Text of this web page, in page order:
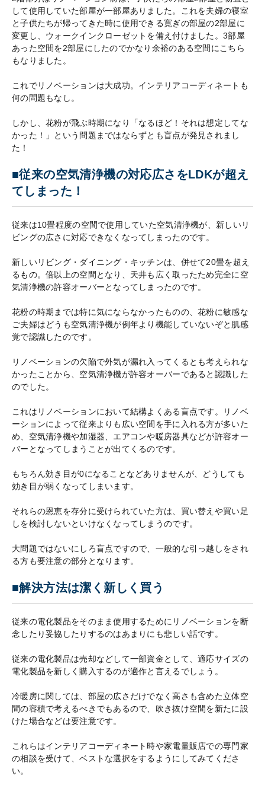
して使用していた部屋が一部屋ありました。これを夫婦の寝室
と子供たちが帰ってきた時に使用できる寛ぎの部屋の2部屋に
変更し、ウォークインクローゼットを備え付けました。3部屋
あった空間を2部屋にしたのでかなり余裕のある空間にこちら
もなりました。
これでリノベーションは大成功。インテリアコーディネートも
何の問題もなし。
しかし、花粉が飛ぶ時期になり「なるほど！それは想定してな
かった！」という問題まではならずとも盲点が発見されまし
た！
■従来の空気清浄機の対応広さをLDKが超え
てしまった！
従来は10畳程度の空間で使用していた空気清浄機が、新しいリ
ビングの広さに対応できなくなってしまったのです。
新しいリビング・ダイニング・キッチンは、併せて20畳を超え
るもの。倍以上の空間となり、天井も広く取ったため完全に空
気清浄機の許容オーバーとなってしまったのです。
花粉の時期までは特に気にならなかったものの、花粉に敏感な
ご夫婦はどうも空気清浄機が例年より機能していないぞと肌感
覚で認識したのです。
リノベーションの欠陥で外気が漏れ入ってくるとも考えられな
かったことから、空気清浄機が許容オーバーであると認識した
のでした。
これはリノベーションにおいて結構よくある盲点です。リノベ
ーションによって従来よりも広い空間を手に入れる方が多いた
め、空気清浄機や加湿器、エアコンや暖房器具などが許容オー
バーとなってしまうことが出てくるのです。
もちろん効き目が0になることなどありませんが、どうしても
効き目が弱くなってしまいます。
それらの恩恵を存分に受けられていた方は、買い替えや買い足
しを検討しないといけなくなってしまうのです。
大問題ではないにしろ盲点ですので、一般的な引っ越しをされ
る方も要注意の部分となります。
■解決方法は潔く新しく買う
従来の電化製品をそのまま使用するためにリノベーションを断
念したり妥協したりするのはあまりにも悲しい話です。
従来の電化製品は売却などして一部資金として、適応サイズの
電化製品を新しく購入するのが適作と言えるでしょう。
冷暖房に関しては、部屋の広さだけでなく高さも含めた立体空
間の容積で考えるべきでもあるので、吹き抜け空間を新たに設
けた場合などは要注意です。
これらはインテリアコーディネート時や家電量販店での専門家
の相談を受けて、ベストな選択をするようにしてみてくださ
い。